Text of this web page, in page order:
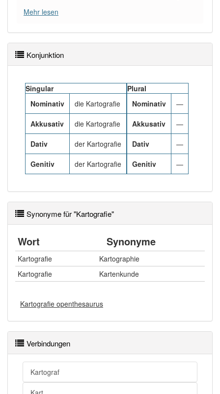
Wörter mit Endung
anderen Artikeldie: 0
81% unserer Spielapp-Nutzer haben den Artikel
korrekt erraten.
Mehr lesen
Konjunktion
Singular
Nominativ
die Kartografie
Akkusativ die Kartografie
Dativ der Kartografie
Genitiv der Kartografie
Plural
Nominativ
—
Akkusativ —
Dativ —
Genitiv —
Synonyme für "Kartografie"
Wort Synonyme
Kartografie
Kartographie
Kartografie
Kartenkunde
Kartografie openthesaurus
Verbindungen
Kartograf